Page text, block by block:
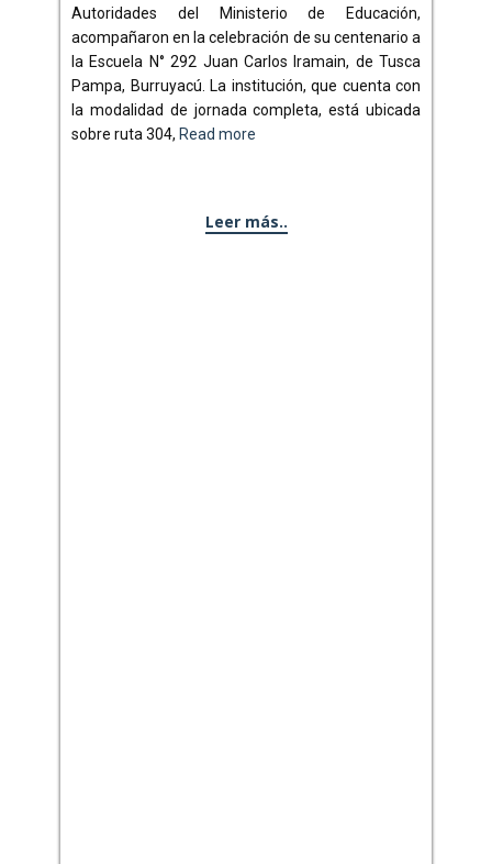
Autoridades del Ministerio de Educación,
acompañaron en la celebración de su centenario a
la Escuela N° 292 Juan Carlos Iramain, de Tusca
Pampa, Burruyacú. La institución, que cuenta con
la modalidad de jornada completa, está ubicada
sobre ruta 304, Read more
Leer más..